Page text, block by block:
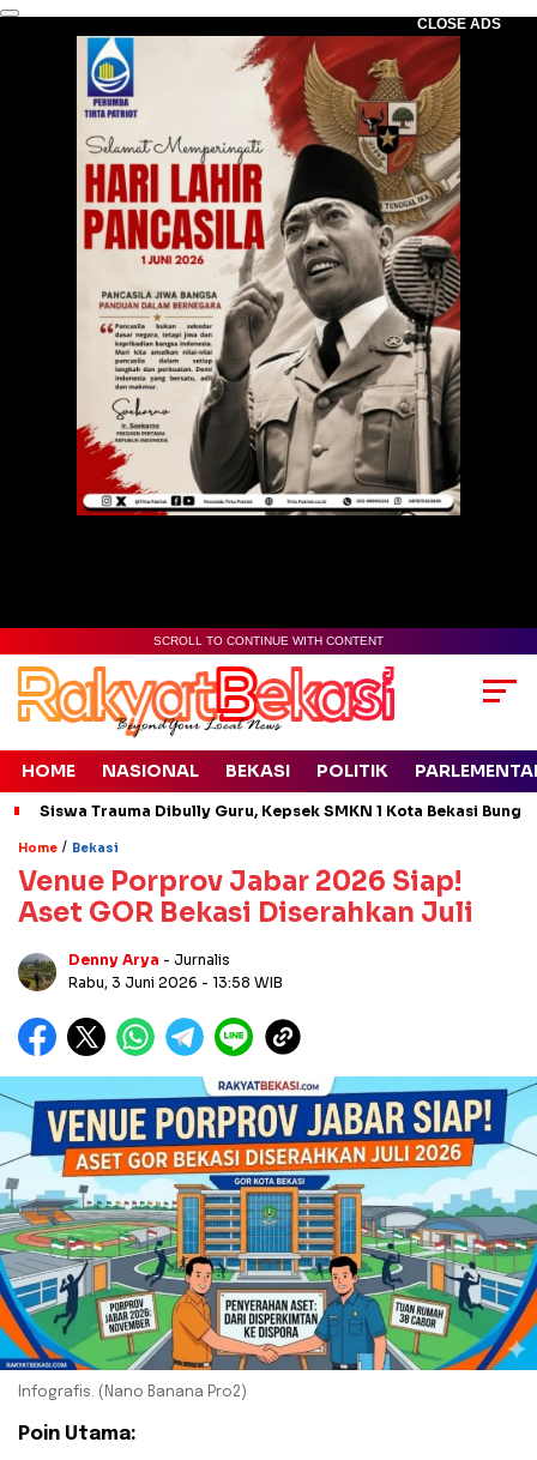
CLOSE ADS
SCROLL TO CONTINUE WITH CONTENT
HOME NASIONAL BEKASI POLITIK
Siswa Trauma Dibully Guru, Kepsek SMKN 1 Kota Bekasi
Home / Bekasi
Venue Porprov Jabar 2026 Siap!
Aset GOR Bekasi Diserahkan Juli
Denny Arya - Jurnalis
Rabu, 3 Juni 2026 - 13:58 WIB
Infografis. (Nano Banana Pro2)
Poin Utama: